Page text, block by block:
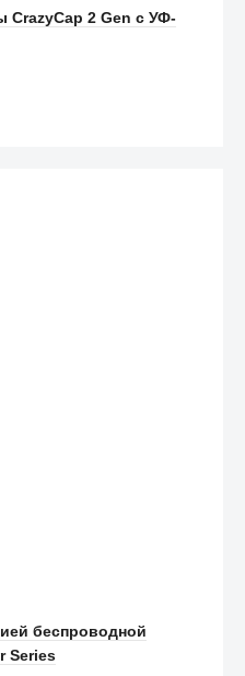
CrazyCap 2 Gen с УФ-
беспроводной
Series